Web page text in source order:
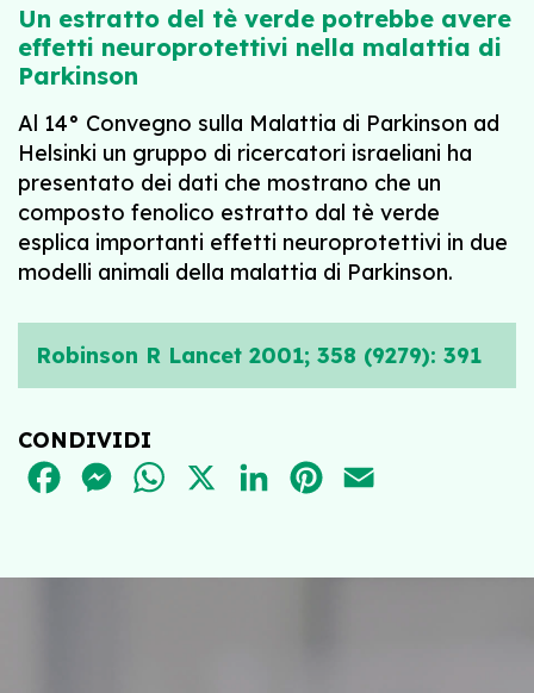
Un estratto del tè verde potrebbe avere
effetti neuroprotettivi nella malattia di
Parkinson
Al 14° Convegno sulla Malattia di Parkinson ad
Helsinki un gruppo di ricercatori israeliani ha
presentato dei dati che mostrano che un
composto fenolico estratto dal tè verde
esplica importanti effetti neuroprotettivi in due
modelli animali della malattia di Parkinson.
Robinson R Lancet 2001; 358 (9279): 391
CONDIVIDI
FACEBOOKMESSENGER
WHATSAPPLINKEDINPINTEREST